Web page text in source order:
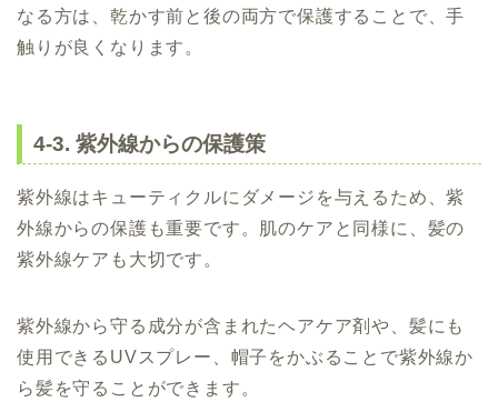
なる方は、乾かす前と後の両方で保護することで、手
触りが良くなります。
4-3. 紫外線からの保護策
紫外線はキューティクルにダメージを与えるため、紫
外線からの保護も重要です。肌のケアと同様に、髪の
紫外線ケアも大切です。
紫外線から守る成分が含まれたヘアケア剤や、髪にも
使用できるUVスプレー、帽子をかぶることで紫外線か
ら髪を守ることができます。